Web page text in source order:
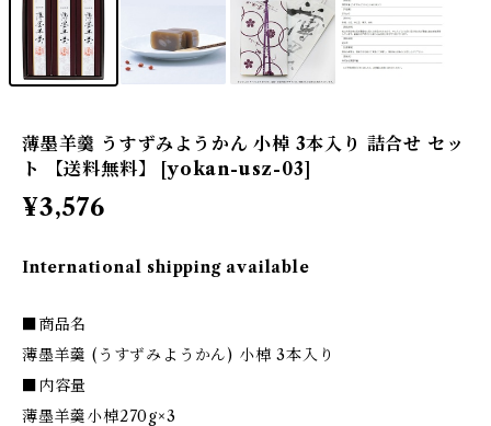
薄墨羊羹 うすずみようかん 小棹 3本入り 詰合せ セッ
ト 【送料無料】 [yokan-usz-03]
¥3,576
International shipping available
■商品名
薄墨羊羹 (うすずみようかん) 小棹 3本入り
■内容量
薄墨羊羹小棹270g×3